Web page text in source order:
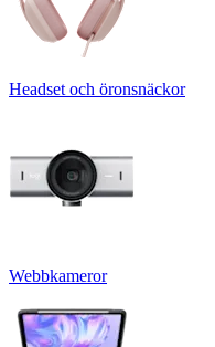
Headset och öronsnäckor
Webbkameror